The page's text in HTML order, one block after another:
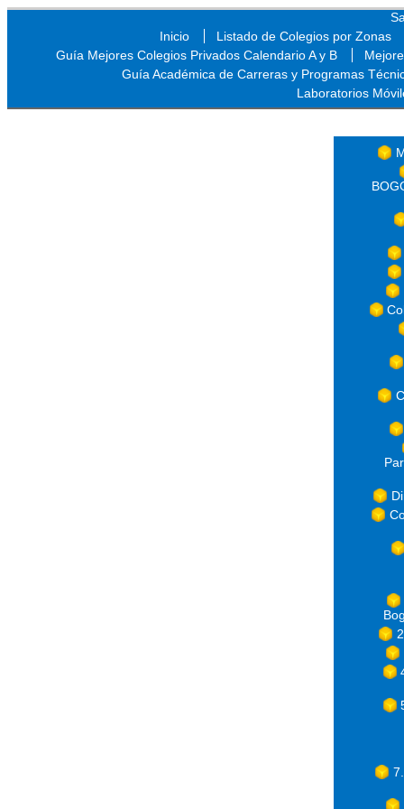
Inicio
Listado de Colegios por Zonas
Guía Mejores Colegios Privados Calendario A y B
Guía Académica de Carreras y Programas
Laboratorios